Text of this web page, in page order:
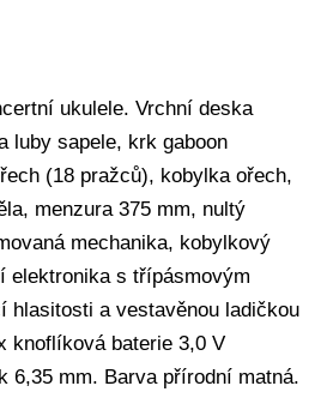
ukulele. Vrchní deska
luby sapele, krk gaboon
(18 pražců), kobylka ořech,
menzura 375 mm, nultý
mechanika, kobylkový
elektronika s třípásmovým
hlasitosti a vestavěnou ladičkou
knoflíková baterie 3,0 V
6,35 mm. Barva přírodní matná.